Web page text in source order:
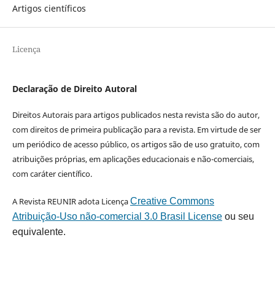
Artigos científicos
Licença
Declaração de Direito Autoral
Direitos Autorais para artigos publicados nesta revista são do autor,
com direitos de primeira publicação para a revista. Em virtude de ser
um periódico de acesso público, os artigos são de uso gratuito, com
atribuições próprias, em aplicações educacionais e não-comerciais,
com caráter científico.
A Revista REUNIR adota LicençaCreative Commons
Atribuição-Uso não-comercial 3.0 Brasil Licenseou seu
equivalente.